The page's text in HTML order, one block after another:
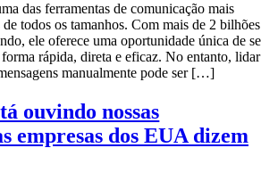
das ferramentas de comunicação mais
de todos os tamanhos. Com mais de 2 bilhões
ele oferece uma oportunidade única de se
rápida, direta e eficaz. No entanto, lidar
manualmente pode ser […]
ouvindo nossas
empresas dos EUA dizem